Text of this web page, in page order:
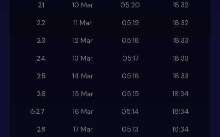
21 10 Mar 05:20
18:32
22
11 Mar 05:19
18:32
23
12 Mar 05:18
18:33
24
13 Mar 05:17
18:33
25
14 Mar 05:16
18:33
26
15 Mar 05:15
18:34
27
16 Mar 05:14
18:34
28
17 Mar 05:13
18:34